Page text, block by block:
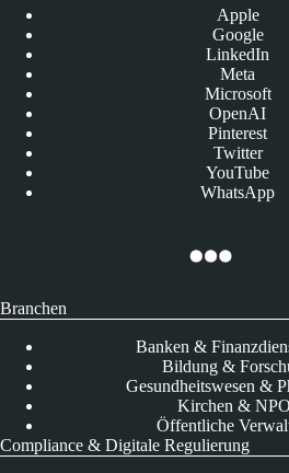
Apple
Google
LinkedIn
Meta
Microsoft
OpenAI
Pinterest
Twitter
YouTube
WhatsApp
Branchen
Banken &
Bildung &
Gesundheitswesen &
Kirchen &
Öffentliche
Compliance & Digitale Regulierung